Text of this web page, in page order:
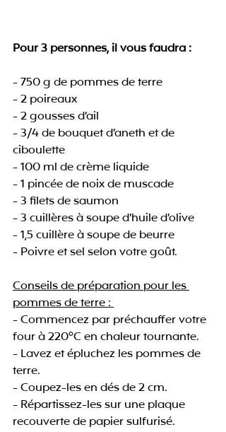
Pour 3 personnes, il vous faudra :
- 750 g de pommes de terre
- 2 poireaux
- 2 gousses d’ail
- 3/4 de bouquet d’aneth et de
ciboulette
- 100 ml de crème liquide
- 1 pincée de noix de muscade
- 3 filets de saumon
- 3 cuillères à soupe d’huile d’olive
- 1,5 cuillère à soupe de beurre
- Poivre et sel selon votre goût.
Conseils de préparation pour les
pommes de terre :
- Commencez par préchauffer votre
four à 220°C en chaleur tournante.
- Lavez et épluchez les pommes de
terre.
- Coupez-les en dés de 2 cm.
- Répartissez-les sur une plaque
recouverte de papier sulfurisé.